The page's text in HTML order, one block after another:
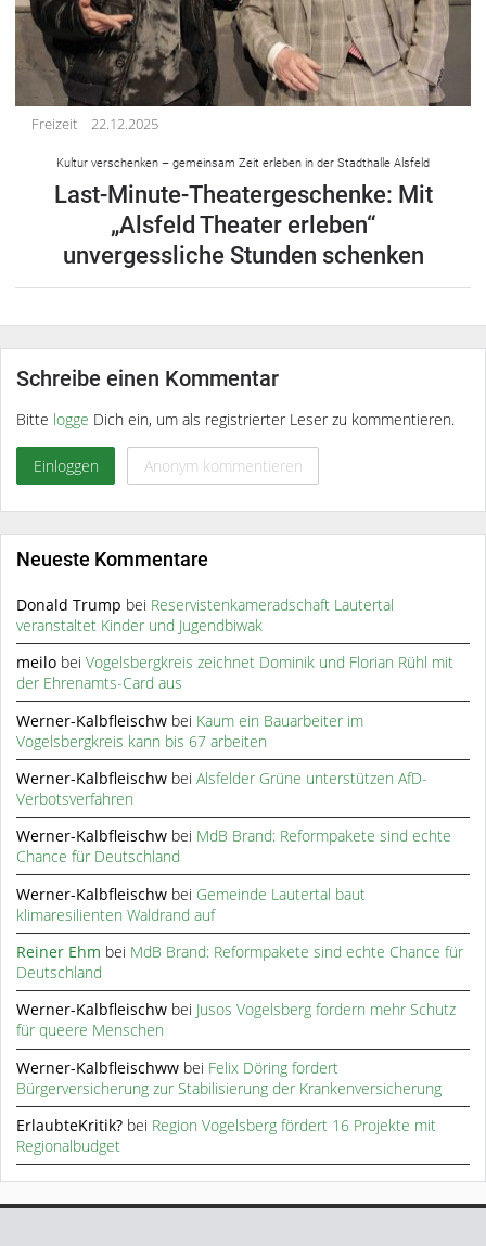
Freizeit 22.12.2025
Kultur verschenken – gemeinsam Zeit erleben in der Stadthalle Alsfeld
Last-Minute-Theatergeschenke: Mit
„Alsfeld Theater erleben“
unvergessliche Stunden schenken
Schreibe einen Kommentar
Bitte logge Dich ein, um als registrierter Leser zu kommentieren.
Einloggen Anonym kommentieren
Neueste Kommentare
Donald Trump bei Reservistenkameradschaft Lautertal
veranstaltet Kinder und Jugendbiwak
meilo beiVogelsbergkreis zeichnet Dominik und Florian Rühl mit
der Ehrenamts-Card aus
Werner-Kalbfleischw bei Kaum ein Bauarbeiter im
Vogelsbergkreis kann bis 67 arbeiten
Werner-Kalbfleischw beiAlsfelder Grüne unterstützen AfD-
Verbotsverfahren
Werner-Kalbfleischw bei MdB Brand: Reformpakete sind echte
Chance für Deutschland
Werner-Kalbfleischw bei Gemeinde Lautertal baut
klimaresilienten Waldrand auf
Reiner Ehm bei MdB Brand: Reformpakete sind echte Chance für
Deutschland
Werner-Kalbfleischw bei Jusos Vogelsberg fordern mehr Schutz
für queere Menschen
Werner-Kalbfleischww bei Felix Döring fordert
Bürgerversicherung zur Stabilisierung der Krankenversicherung
ErlaubteKritik? bei Region Vogelsberg fördert 16 Projekte mit
Regionalbudget